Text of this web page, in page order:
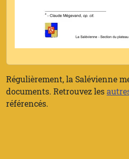
Régulièrement, la Salévienne
documents. Retrouvez les
référencés.